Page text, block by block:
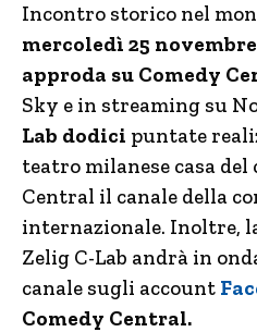
Incontro storico nel
mercoledì 25
approda su Comedy
Sky e in streaming su
Lab dodici puntate
teatro milanese casa del
Central il canale della
internazionale. Inoltre,
Zelig C-Lab andrà in
canale sugli account
Comedy Central.